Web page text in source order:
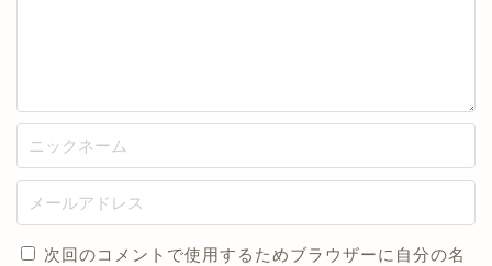
次回のコメントで使用するためブラウザーに自分の名